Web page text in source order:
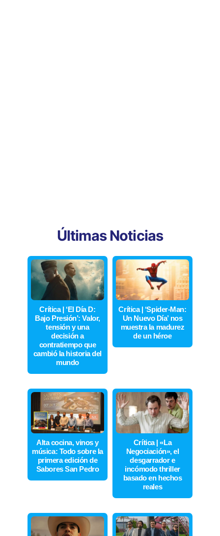
Últimas Noticias
Crítica | ‘El Día D:
Bajo Presión’: Valor,
tensión y una
decisión a
contratiempo que
cambió la historia del
mundo
Crítica | ‘Spider-Man:
Un Nuevo Día’ nos
muestra la madurez
de un héroe
Alta cocina, vinos y
música: Todo sobre la
primera edición de
Sabores San Pedro
Crítica | «La
Negociación», el
desgarrador e
incómodo thriller
basado en hechos
reales